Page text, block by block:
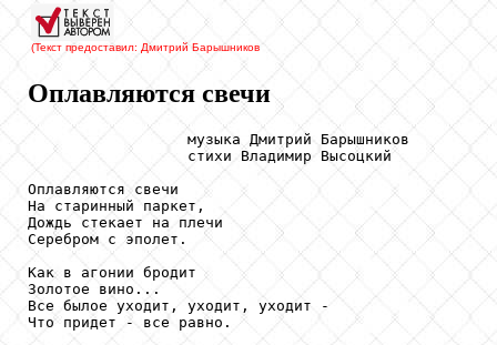
(Текст предоставил: Дмитрий Барышников
Оплавляются свечи
                  музыка Дмитрий Барышников
                  стихи Владимир Высоцкий
Оплавляются свечи
На старинный паркет,
Дождь стекает на плечи
Серебром с эполет.
Как в агонии бродит
Золотое вино...
Все былое уходит, уходит, уходит -
Что придет - все равно.